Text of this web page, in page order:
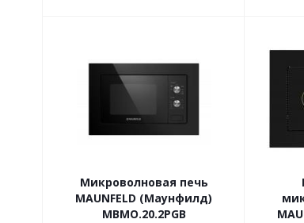
Микроволновая печь
MAUNFELD (Маунфилд)
MBMO.20.2PGB